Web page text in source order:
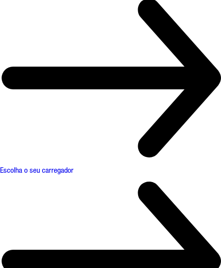
Escolha o seu carregador